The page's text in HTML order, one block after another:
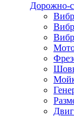
Дорожно-